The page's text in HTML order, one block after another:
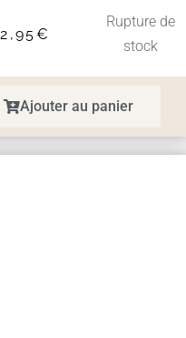
2,95€
Rupture de
stock
Ajouter au panier